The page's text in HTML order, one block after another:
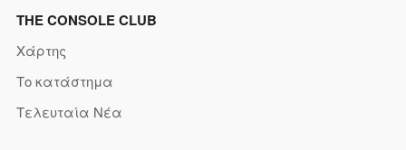
THE CONSOLE CLUB
Χάρτης
Το κατάστημα
Τελευταία Νέα